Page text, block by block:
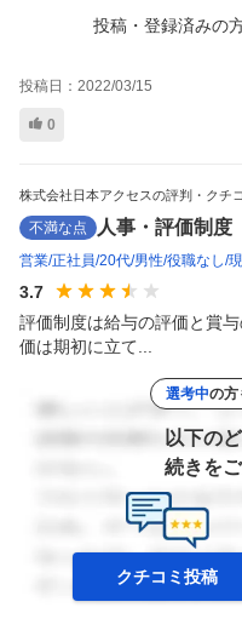
投稿・登録済みの
投稿日： 2022/03/15
0
株式会社日本アクセスの評判・クチ
不満な点 人事・評価制度
営業 正社員 20代 男性 役職なし
3.7
評価制度は給与の評価と賞
価は期初に立て...
選考中の方
以下の
続きを
クチコミ投稿